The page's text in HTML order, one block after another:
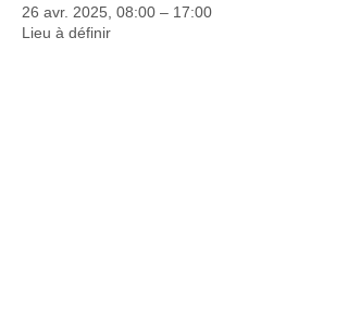
26 avr. 2025, 08:00 – 17:00
Lieu à définir